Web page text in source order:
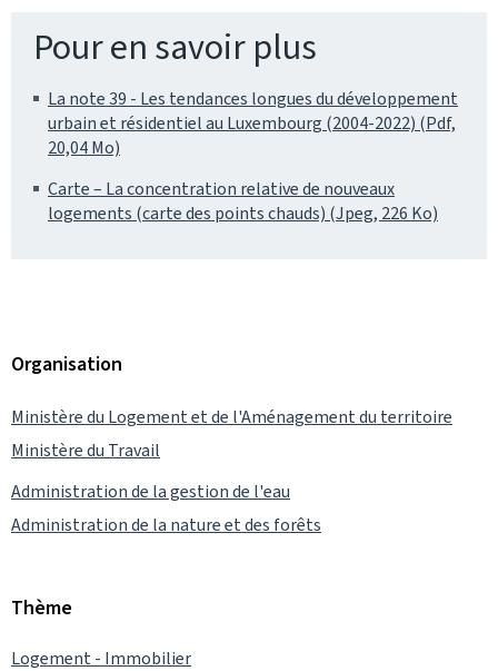
Pour en savoir plus
La note 39 - Les tendances longues du développement
urbain et résidentiel au Luxembourg (2004-2022) (Pdf,
20,04 Mo)
Carte – La concentration relative de nouveaux
logements (carte des points chauds) (Jpeg, 226 Ko)
Organisation
Ministère du Logement et de l'Aménagement du territoire
Ministère du Travail
Administration de la gestion de l'eau
Administration de la nature et des forêts
Thème
Logement - Immobilier